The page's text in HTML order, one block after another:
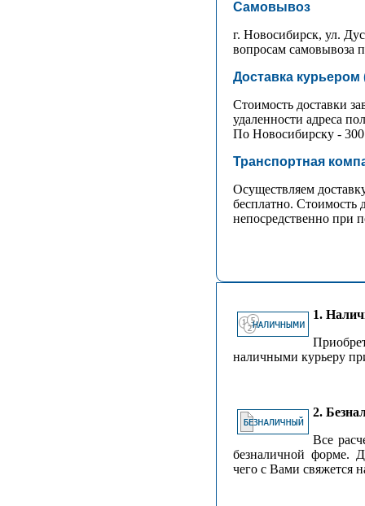
Самовывоз
г. Новосибирск, ул.
вопросам самовывоза
Доставка
Стоимость доставки
удаленности адреса
По Новосибирску -
Транспортная
Осуществляем
бесплатно. Стоимость
непосредственно при
1.
наличными курьеру
2.
Все
безналичной форме.
чего с Вами свяжется